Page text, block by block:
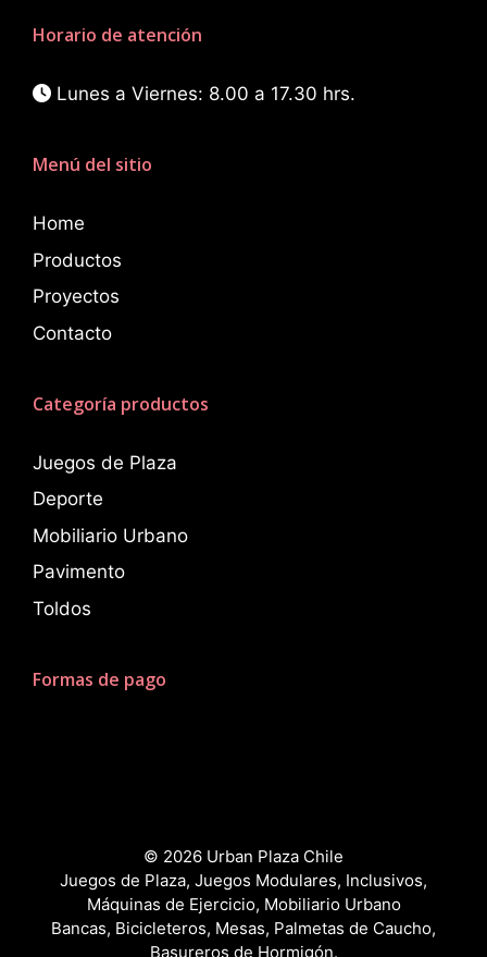
Horario de atención
Lunes a Viernes: 8.00 a 17.30 hrs.
Menú del sitio
Home
Productos
Proyectos
Contacto
Categoría productos
Juegos de Plaza
Deporte
Mobiliario Urbano
Pavimento
Toldos
Formas de pago
© 2026 Urban Plaza Chile
Juegos de Plaza, Juegos Modulares, Inclusivos,
Máquinas de Ejercicio, Mobiliario Urbano
Bancas, Bicicleteros, Mesas, Palmetas de Caucho,
Basureros de Hormigón.